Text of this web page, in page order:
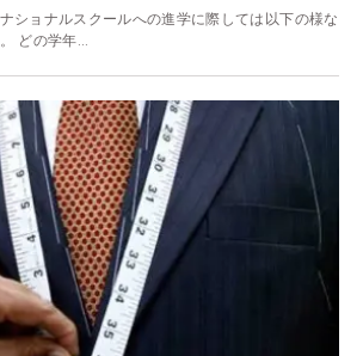
ショナルスクールへの進学に際しては以下の様な
どの学年...